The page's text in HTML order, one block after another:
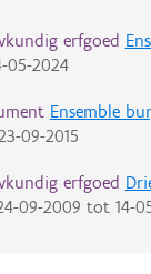
erfgoed
05-2024
Ensemble
09-2015
erfgoed
09-2009 tot 14-